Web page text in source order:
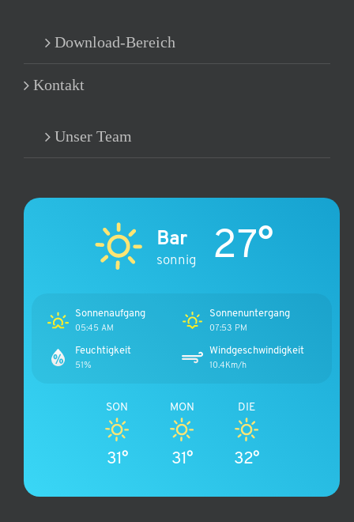
Download-Bereich
Kontakt
Unser Team
Bar
sonnig 27°
Sonnenaufgang
05:45 AM
Sonnenuntergang
07:53 PM
Feuchtigkeit
51%
Windgeschwindigkeit
10.4Km/h
SON
31°
MON
31°
DIE
32°